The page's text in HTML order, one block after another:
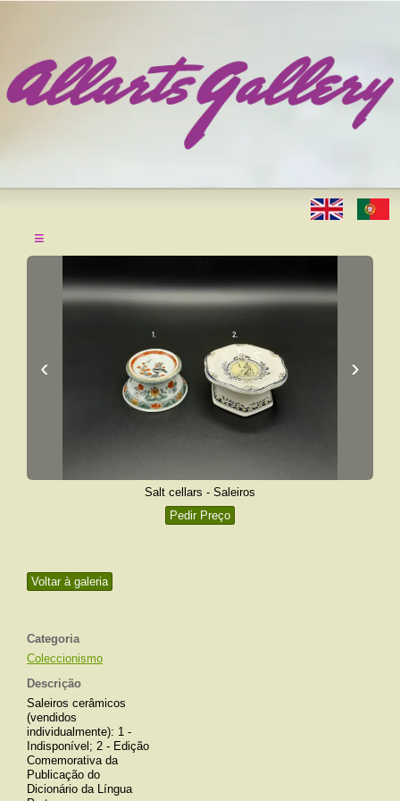
≡
Voltar à galeria
Categoria
Coleccionismo
Descrição
Saleiros cerâmicos
(vendidos
individualmente): 1 -
Indisponível; 2 - Edição
Comemorativa da
Publicação do
Dicionário da Língua
‹ ›
Salt cellars - Saleiros
Pedir Preço